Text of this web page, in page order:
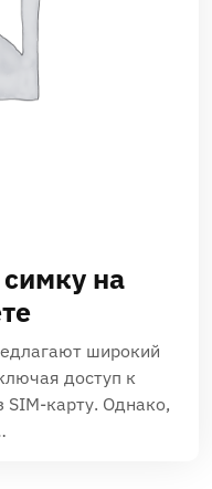
на
широкий
доступ к
SIM-карту. Однако,